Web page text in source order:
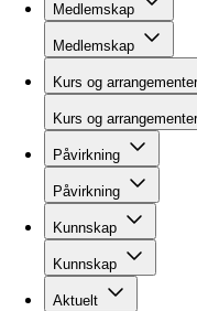
Medlemskap
Medlemskap
Kurs og arrangementer
Kurs og arrangementer
Påvirkning
Påvirkning
Kunnskap
Kunnskap
Aktuelt